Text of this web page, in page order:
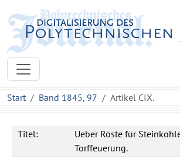
Start Band 1845, 97 Artikel CIX.
Titel:
Ueber Röste für
Torffeuerung.